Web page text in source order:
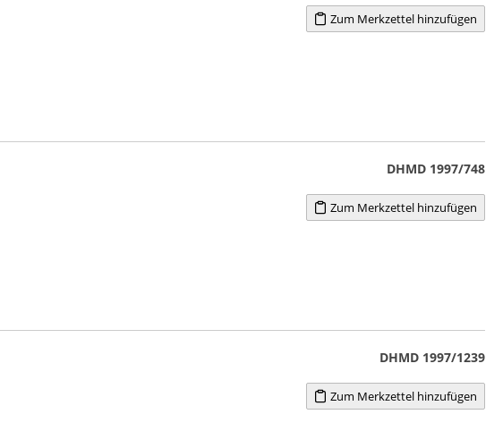
Zum Merkzettel hinzufügen
DHMD 1997/748
Zum Merkzettel hinzufügen
DHMD 1997/1239
Zum Merkzettel hinzufügen